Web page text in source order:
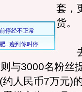
套，
货。
去
与3000名粉丝
人民币7万元)